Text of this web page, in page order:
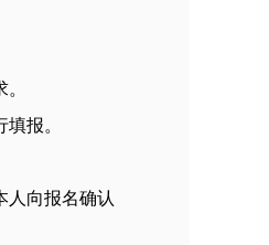
报。
人向报名确认